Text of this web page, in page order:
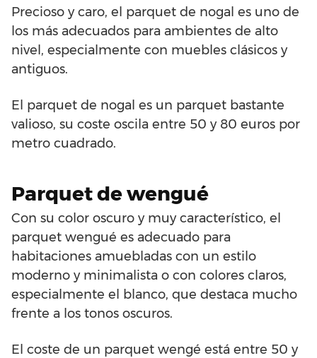
Precioso y caro, el parquet de nogal es uno de
los más adecuados para ambientes de alto
nivel, especialmente con muebles clásicos y
antiguos.
El parquet de nogal es un parquet bastante
valioso, su coste oscila entre 50 y 80 euros por
metro cuadrado.
Parquet de wengué
Con su color oscuro y muy característico, el
parquet wengué es adecuado para
habitaciones amuebladas con un estilo
moderno y minimalista o con colores claros,
especialmente el blanco, que destaca mucho
frente a los tonos oscuros.
El coste de un parquet wengé está entre 50 y